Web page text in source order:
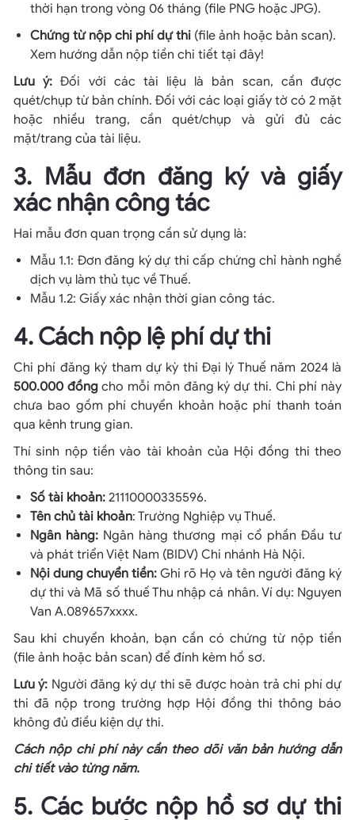
thời hạn trong vòng 06 tháng (file PNG hoặc JPG).
Chứng từ nộp chi phí dự thi (file ảnh hoặc bản scan).
Xem hướng dẫn nộp tiền chi tiết tại đây!
Lưu ý: Đối với các tài liệu là bản scan, cần được
quét/chụp từ bản chính. Đối với các loại giấy tờ có 2 mặt
hoặc nhiều trang, cần quét/chụp và gửi đủ các
mặt/trang của tài liệu.
3. Mẫu đơn đăng ký và giấy
xác nhận công tác
Hai mẫu đơn quan trọng cần sử dụng là:
Mẫu 1.1: Đơn đăng ký dự thi cấp chứng chỉ hành nghề
dịch vụ làm thủ tục về Thuế.
Mẫu 1.2: Giấy xác nhận thời gian công tác.
4. Cách nộp lệ phí dự thi
Chi phí đăng ký tham dự kỳ thi Đại lý Thuế năm 2024 là
500.000 đồngcho mỗi môn đăng ký dự thi. Chi phí này
chưa bao gồm phí chuyển khoản hoặc phí thanh toán
qua kênh trung gian.
Thí sinh nộp tiền vào tài khoản của Hội đồng thi theo
thông tin sau:
Số tài khoản: 21110000335596.
Tên chủ tài khoản: Trường Nghiệp vụ Thuế.
Ngân hàng: Ngân hàng thương mại cổ phần Đầu tư
và phát triển Việt Nam (BIDV) Chi nhánh Hà Nội.
Nội dung chuyển tiền: Ghi rõ Họ và tên người đăng ký
dự thi và Mã số thuế Thu nhập cá nhân. Ví dụ: Nguyen
Van A.089657xxxx.
Sau khi chuyển khoản, bạn cần có chứng từ nộp tiền
(file ảnh hoặc bản scan) để đính kèm hồ sơ.
Lưu ý: Người đăng ký dự thi sẽ được hoàn trả chi phí dự
thi đã nộp trong trường hợp Hội đồng thi thông báo
không đủ điều kiện dự thi.
Cách nộp chi phí này cần theo dõi văn bản hướng dẫn
chi tiết vào từng năm.
5. Các bước nộp hồ sơ dự thi